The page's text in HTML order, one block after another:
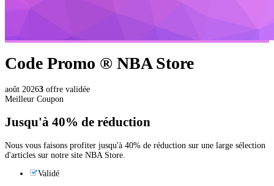
Code Promo ® NBA Store
août 20263 offre validée
Meilleur Coupon
Jusqu'à 40% de réduction
Nous vous faisons profiter jusqu'à 40% de réduction sur une large sélection
d'articles sur notre site NBA Store.
Validé